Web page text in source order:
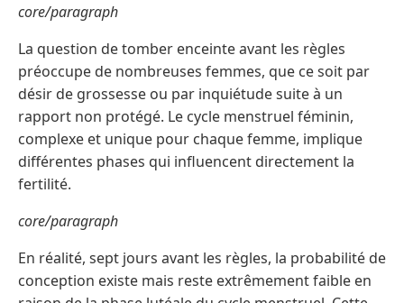
core/paragraph
La question de tomber enceinte avant les règles
préoccupe de nombreuses femmes, que ce soit par
désir de grossesse ou par inquiétude suite à un
rapport non protégé. Le cycle menstruel féminin,
complexe et unique pour chaque femme, implique
différentes phases qui influencent directement la
fertilité.
core/paragraph
En réalité, sept jours avant les règles, la probabilité de
conception existe mais reste extrêmement faible en